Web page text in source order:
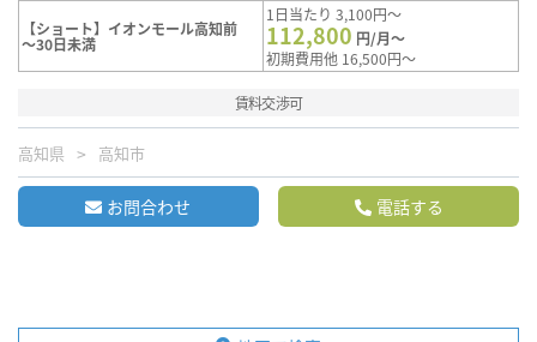
【ショート】イオンモール高知前
～30日未満
1日当たり 3,100円～
112,800 円/月～
初期費用他 16,500円～
賃料交渉可
高知県 高知市
お問合わせ 電話する